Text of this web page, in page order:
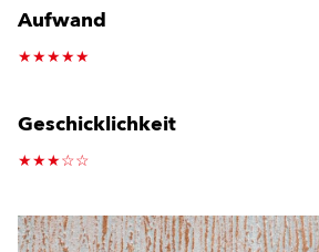
Aufwand
★★★★★
Geschicklichkeit
★★★☆☆